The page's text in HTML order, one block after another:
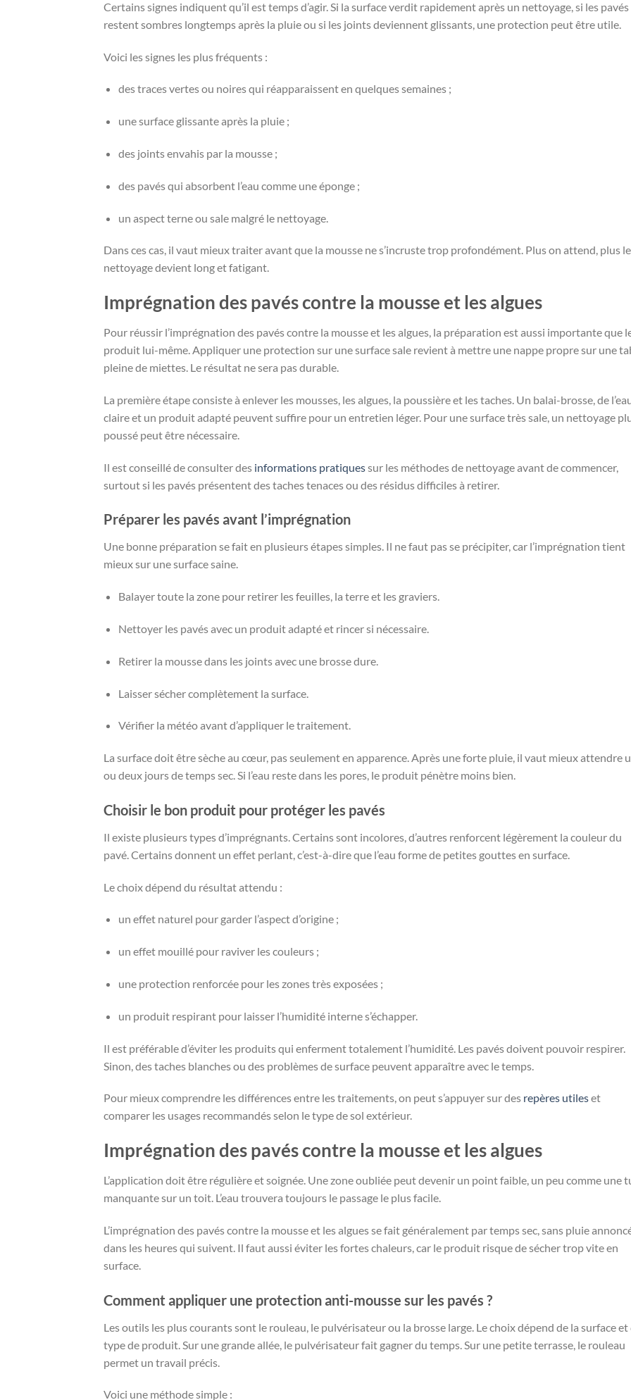
Certains signes indiquent qu’il est temps d’agir. Si la surface verdit rapidement après un nettoyage, si les pavés
restent sombres longtemps après la pluie ou si les joints deviennent glissants, une protection peut être utile.
Voici les signes les plus fréquents :
des traces vertes ou noires qui réapparaissent en quelques semaines ;
une surface glissante après la pluie ;
des joints envahis par la mousse ;
des pavés qui absorbent l’eau comme une éponge ;
un aspect terne ou sale malgré le nettoyage.
Dans ces cas, il vaut mieux traiter avant que la mousse ne s’incruste trop profondément. Plus on attend, plus le
nettoyage devient long et fatigant.
Imprégnation des pavés contre la mousse et les algues
Pour réussir l’imprégnation des pavés contre la mousse et les algues, la préparation est aussi importante que
produit lui-même. Appliquer une protection sur une surface sale revient à mettre une nappe propre sur une
pleine de miettes. Le résultat ne sera pas durable.
La première étape consiste à enlever les mousses, les algues, la poussière et les taches. Un balai-brosse, de
claire et un produit adapté peuvent suffire pour un entretien léger. Pour une surface très sale, un nettoyage
poussé peut être nécessaire.
Il est conseillé de consulter des informations pratiquessur les méthodes de nettoyage avant de commencer,
surtout si les pavés présentent des taches tenaces ou des résidus difficiles à retirer.
Préparer les pavés avant l’imprégnation
Une bonne préparation se fait en plusieurs étapes simples. Il ne faut pas se précipiter, car l’imprégnation tient
mieux sur une surface saine.
Balayer toute la zone pour retirer les feuilles, la terre et les graviers.
Nettoyer les pavés avec un produit adapté et rincer si nécessaire.
Retirer la mousse dans les joints avec une brosse dure.
Laisser sécher complètement la surface.
Vérifier la météo avant d’appliquer le traitement.
La surface doit être sèche au cœur, pas seulement en apparence. Après une forte pluie, il vaut mieux attendre
ou deux jours de temps sec. Si l’eau reste dans les pores, le produit pénètre moins bien.
Choisir le bon produit pour protéger les pavés
Il existe plusieurs types d’imprégnants. Certains sont incolores, d’autres renforcent légèrement la couleur du
pavé. Certains donnent un effet perlant, c’est-à-dire que l’eau forme de petites gouttes en surface.
Le choix dépend du résultat attendu :
un effet naturel pour garder l’aspect d’origine ;
un effet mouillé pour raviver les couleurs ;
une protection renforcée pour les zones très exposées ;
un produit respirant pour laisser l’humidité interne s’échapper.
Il est préférable d’éviter les produits qui enferment totalement l’humidité. Les pavés doivent pouvoir respirer.
Sinon, des taches blanches ou des problèmes de surface peuvent apparaître avec le temps.
Pour mieux comprendre les différences entre les traitements, on peut s’appuyer sur des repères utileset
comparer les usages recommandés selon le type de sol extérieur.
Imprégnation des pavés contre la mousse et les algues
L’application doit être régulière et soignée. Une zone oubliée peut devenir un point faible, un peu comme une
manquante sur un toit. L’eau trouvera toujours le passage le plus facile.
L’imprégnation des pavés contre la mousse et les algues se fait généralement par temps sec, sans pluie
dans les heures qui suivent. Il faut aussi éviter les fortes chaleurs, car le produit risque de sécher trop vite en
surface.
Comment appliquer une protection anti-mousse sur les pavés ?
Les outils les plus courants sont le rouleau, le pulvérisateur ou la brosse large. Le choix dépend de la surface et
type de produit. Sur une grande allée, le pulvérisateur fait gagner du temps. Sur une petite terrasse, le rouleau
permet un travail précis.
Voici une méthode simple :